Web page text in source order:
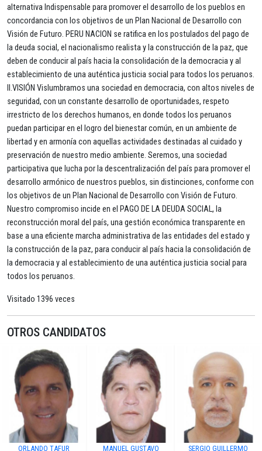
alternativa Indispensable para promover el desarrollo de los pueblos en
concordancia con los objetivos de un Plan Nacional de Desarrollo con
Visión de Futuro. PERU NACION se ratifica en los postulados del pago de
la deuda social, el nacionalismo realista y la construcción de la paz, que
deben de conducir al país hacia la consolidación de la democracia y al
establecimiento de una auténtica justicia social para todos los peruanos.
II.VISIÓN Vislumbramos una sociedad en democracia, con altos niveles de
seguridad, con un constante desarrollo de oportunidades, respeto
irrestricto de los derechos humanos, en donde todos los peruanos
puedan participar en el logro del bienestar común, en un ambiente de
libertad y en armonía con aquellas actividades destinadas al cuidado y
preservación de nuestro medio ambiente. Seremos, una sociedad
participativa que lucha por la descentralización del país para promover el
desarrollo armónico de nuestros pueblos, sin distinciones, conforme con
los objetivos de un Plan Nacional de Desarrollo con Visión de Futuro.
Nuestro compromiso incide en el PAGO DE LA DEUDA SOCIAL, la
reconstrucción moral del país, una gestión económica transparente en
base a una eficiente marcha administrativa de las entidades del estado y
la construcción de la paz, para conducir al país hacia la consolidación de
la democracia y al establecimiento de una auténtica justicia social para
todos los peruanos.
Visitado 1396 veces
OTROS CANDIDATOS
ORLANDO TAFUR MANUEL GUSTAVO SERGIO GUILLERMO